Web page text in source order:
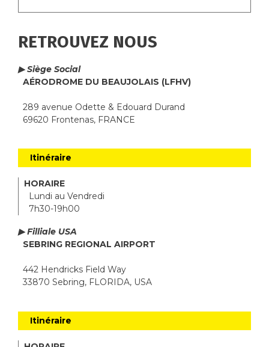
RETROUVEZ NOUS
▶ Siège Social
AÉRODROME DU BEAUJOLAIS (LFHV)
289 avenue Odette & Edouard Durand
69620 Frontenas, FRANCE
Itinéraire
HORAIRE
Lundi au Vendredi
7h30-19h00
▶ Filliale USA
SEBRING REGIONAL AIRPORT
442 Hendricks Field Way
33870 Sebring, FLORIDA, USA
Itinéraire